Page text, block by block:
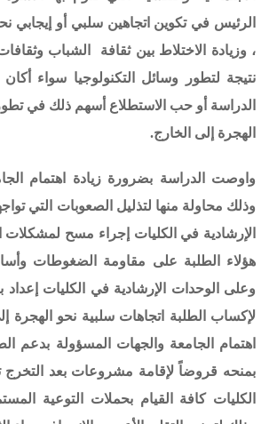
الرئيس في تكوين اتجاهين سلبي أو إيجابي
، وزيادة الاختلاط بين ثقافة الشباب
نتيجة لتطور وسائل التكنولوجيا سواء
الدراسة أو حب الاستطلاع أسهم ذلك في تطور
الهجرة إلى الخارج.
واوصت الدراسة بضرورة زيادة اهتمام
وذلك محاولة منها لتذليل الصعوبات التي
الإرشادية في الكليات إجراء مسح
هؤلاء الطلبة على مقاومة الضغوطات
وعلى الوحدات الإرشادية في الكليات إعداد
لإكساب الطلبة اتجاهات سلبية نحو الهجرة
اهتمام الجامعة والجهات المسؤولة بدعم
بمنحه قروضاً لإقامة مشروعات بعد التخرج
الكليات كافة القيام بحملات التوعية